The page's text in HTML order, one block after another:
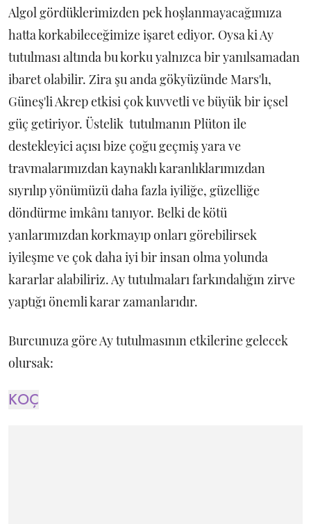
Algol gördüklerimizden pek hoşlanmayacağımıza
hatta korkabileceğimize işaret ediyor. Oysa ki Ay
tutulması altında bu korku yalnızca bir yanılsamadan
ibaret olabilir. Zira şu anda gökyüzünde Mars'lı,
Güneş'li Akrep etkisi çok kuvvetli ve büyük bir içsel
güç getiriyor. Üstelik tutulmanın Plüton ile
destekleyici açısı bize çoğu geçmiş yara ve
travmalarımızdan kaynaklı karanlıklarımızdan
sıyrılıp yönümüzü daha fazla iyiliğe, güzelliğe
döndürme imkânı tanıyor. Belki de kötü
yanlarımızdan korkmayıp onları görebilirsek
iyileşme ve çok daha iyi bir insan olma yolunda
kararlar alabiliriz. Ay tutulmaları farkındalığın zirve
yaptığı önemli karar zamanlarıdır.
Burcunuza göre Ay tutulmasının etkilerine gelecek
olursak:
KOÇ